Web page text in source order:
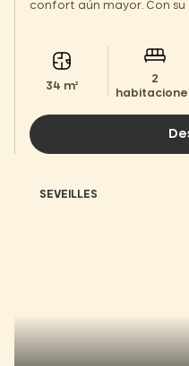
confort aún mayor. Con
34 m²
2
SEVEILLES